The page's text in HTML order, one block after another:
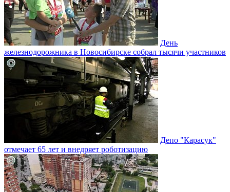
День
железнодорожника в Новосибирске собрал тысячи участников
Депо "Карасук"
отмечает 65 лет и внедряет роботизацию